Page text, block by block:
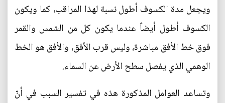
ويجعل مدة الكسوف أطول نسبة لهذا المراقب، كما ويكون
الكسوف أطول أيضاً عندما يكون كل من الشمس والقمر
فوق خط الأفق مباشرة، وليس قرب الأفق، والأفق هو الخط
الوهمي الذي يفصل سطح الأرض عن السماء.
وتساعد العوامل المذكورة هذه في تفسير السبب في أنّ